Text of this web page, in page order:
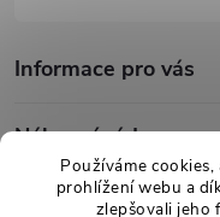
Používáme
prohlížení webu a
zlepšovali jeho
Informace pro vás
Nákupní rádce
Novinky